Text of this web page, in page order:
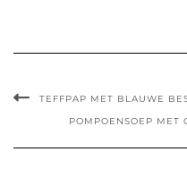
TEFFPAP MET BLAUWE
POMPOENSOEP MET